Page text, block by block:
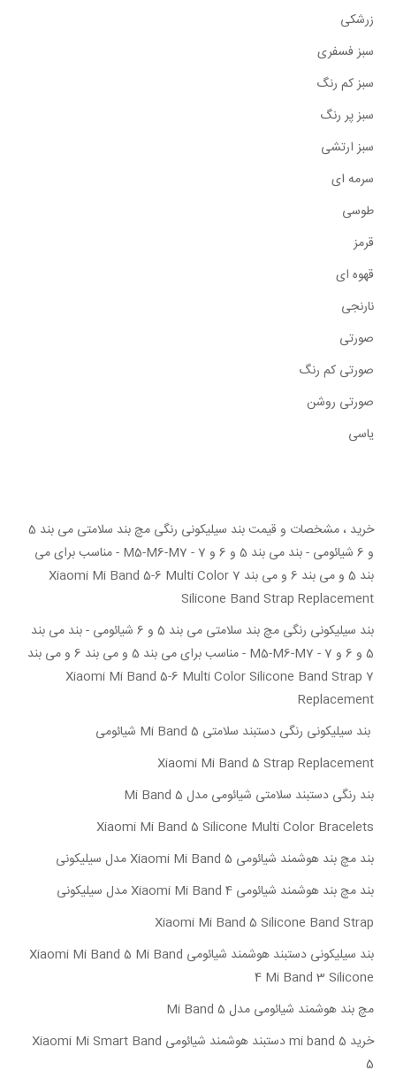
زرشکی
سبز فسفری
سبز کم رنگ
سبز پر رنگ
سبز ارتشی
سرمه ای
طوسی
قرمز
قهوه ای
نارنجی
صورتی
صورتی کم رنگ
صورتی روشن
یاسی
خريد ، مشخصات و قيمت بند سیلیکونی رنگی مچ بند سلامتی می بند 5
و 6 شیائومی - بند می بند 5 و 6 و 7 - M5-M6-M7 - مناسب برای می
بند 5 و می بند 6 و می بند 7 Xiaomi Mi Band 5-6 Multi Color
Silicone Band Strap Replacement
بند سیلیکونی رنگی مچ بند سلامتی می بند 5 و 6 شیائومی - بند می بند
5 و 6 و 7 - M5-M6-M7 - مناسب برای می بند 5 و می بند 6 و می بند
7 Xiaomi Mi Band 5-6 Multi Color Silicone Band Strap
Replacement
بند سیلیکونی رنگی دستبند سلامتی Mi Band 5 شیائومی
Xiaomi Mi Band 5 Strap Replacement
بند رنگی دستبند سلامتی شیائومی مدل Mi Band 5
Xiaomi Mi Band 5 Silicone Multi Color Bracelets
بند مچ بند هوشمند شیائومی Xiaomi Mi Band 5 مدل سیلیکونی
بند مچ بند هوشمند شیائومی Xiaomi Mi Band 4 مدل سیلیکونی
Xiaomi Mi Band 5 Silicone Band Strap
بند سیلیکونی دستبند هوشمند شیائومی Xiaomi Mi Band 5 Mi Band
4 Mi Band 3 Silicone
مچ بند هوشمند شیائومی مدل Mi Band 5
خرید mi band 5 دستبند هوشمند شیائومی Xiaomi Mi Smart Band
5